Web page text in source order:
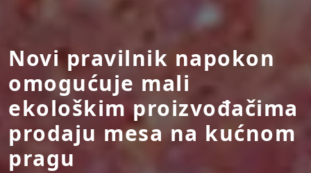
Novi pravilnik napokon
omogućuje mali
ekološkim proizvođačima
prodaju mesa na kućnom
pragu